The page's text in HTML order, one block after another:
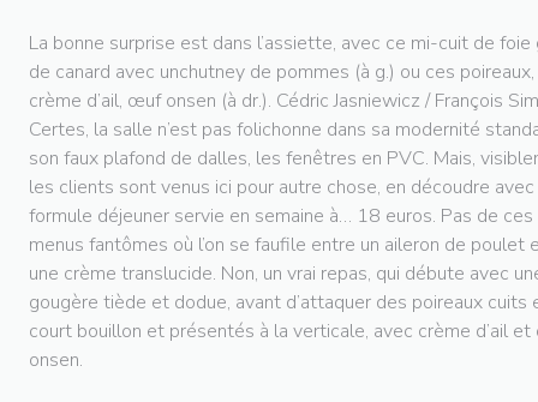
La bonne surprise est dans l’assiette, avec ce mi-cuit de foie
de canard avec unchutney de pommes (à g.) ou ces poireaux,
crème d’ail, œuf onsen (à dr.). Cédric Jasniewicz / François
Certes, la salle n’est pas folichonne dans sa modernité
son faux plafond de dalles, les fenêtres en PVC. Mais,
les clients sont venus ici pour autre chose, en découdre
formule déjeuner servie en semaine à… 18 euros. Pas de ces
menus fantômes où l’on se faufile entre un aileron de poulet
une crème translucide. Non, un vrai repas, qui débute avec
gougère tiède et dodue, avant d’attaquer des poireaux cuits
court bouillon et présentés à la verticale, avec crème d’ail
onsen.